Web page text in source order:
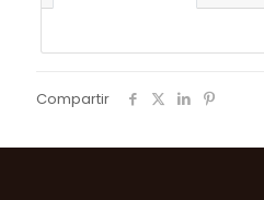
Compartir